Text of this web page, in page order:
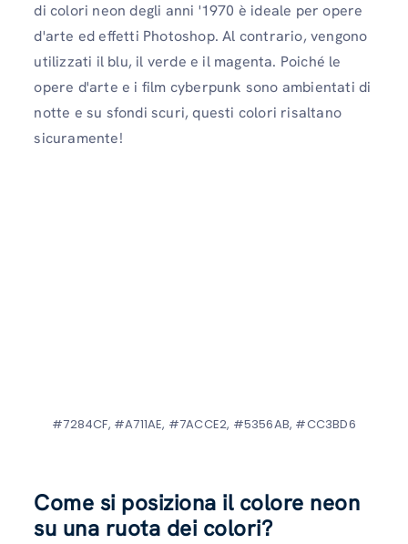
di colori neon degli anni '1970 è ideale per opere
d'arte ed effetti Photoshop. Al contrario, vengono
utilizzati il ​​blu, il verde e il magenta. Poiché le
opere d'arte e i film cyberpunk sono ambientati di
notte e su sfondi scuri, questi colori risaltano
sicuramente!
#7284CF, #A711AE, #7ACCE2, #5356AB, #CC3BD6
Come si posiziona il colore neon
su una ruota dei colori?